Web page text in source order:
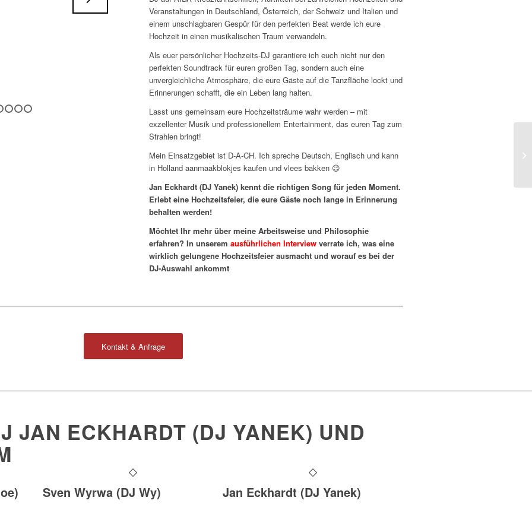
1 2 3
Veranstaltungen in Deutschland, Österreich, der Schweiz und Italien und
einem unschlagbaren Gespür für den perfekten Beat werde ich eure
Hochzeit in einen musikalischen Traum verwandeln.
Als euer persönlicher Hochzeits-DJ garantiere ich euch nicht nur den
perfekten Soundtrack für euren großen Tag, sondern auch eine
unvergleichliche Atmosphäre, die eure Gäste auf die Tanzfläche lockt und
Erinnerungen schafft, die ein Leben lang halten.
Lasst uns gemeinsam eure Hochzeitsträume wahr werden – mit
exzellenter Musik und professionellem Entertainment, das euren Tag zum
Strahlen bringt!
Mein Einsatzgebiet ist D-A-CH. Ich spreche Deutsch, Englisch und kann
in Holland aanmaakblokjes kaufen und vlees bakken 😉
Jan Eckhardt (DJ Yanek) kennt die richtigen Song für jeden Moment.
Erlebt eine Hochzeitsfeier, die eure Gäste noch lange in Erinnerung
behalten werden!
Möchtet Ihr mehr über meine Arbeitsweise und Philosophie
erfahren? In unseremausführlichen Interview verrate ich, was eine
wirklich gelungene Hochzeitsfeier ausmacht und worauf es bei der
DJ-Auswahl ankommt
Kontakt & Anfrage
JAN ECKHARDT (DJ YANEK) UND
Sven Wyrwa (DJ Wy) Jan Eckhardt (DJ Yanek)